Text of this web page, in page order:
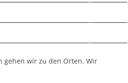
gehen wir zu den Orten. Wir